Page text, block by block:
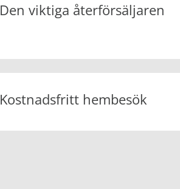
Den viktiga återförsäljaren
Kostnadsfritt hembesök